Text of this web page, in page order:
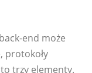
end może
protokoły
trzy elementy.